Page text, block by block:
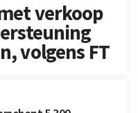
verkoop
volgens FT